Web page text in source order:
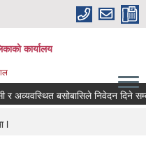
कार्यालय
बसोबासिले निवेदन दिने सम्बन्धि
l